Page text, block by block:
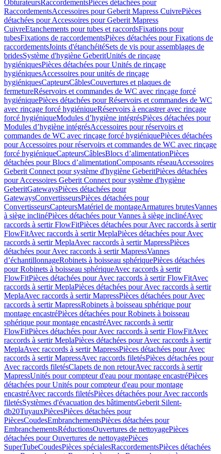
ObturateursRaccordementsPièces détachées pour
RaccordementsAccessoires pour Geberit Mapress CuivrePièces
détachées pour Accessoires pour Geberit Mapress
CuivreEtanchements pour tubes et raccordsFixations pour
tubesFixations de raccordementsPièces détachées pour Fixations de
raccordementsJoints d'étanchéitéSets de vis pour assemblages de
bridesSystème d'hygiène GeberitUnités de rinçage
hygiéniquesPièces détachées pour Unités de rinçage
hygiéniquesAccessoires pour unités de rinçage
hygiéniquesCapteursCâblesCouvertures et plaques de
fermetureRéservoirs et commandes de WC avec rinçage forcé
hygiéniquePièces détachées pour Réservoirs et commandes de WC
avec rinçage forcé hygiéniqueRéservoirs à encastrer avec rinçage
forcé hygiéniqueModules d’hygiène intégrésPièces détachées pour
Modules d’hygiène intégrésAccessoires pour réservoirs et
commandes de WC avec rinçage forcé hygiéniquePièces détachées
pour Accessoires pour réservoirs et commandes de WC avec rinçage
forcé hygiéniqueCapteursCâblesBlocs d’alimentationPièces
détachées pour Blocs d’alimentationComposants réseauAccessoires
Geberit Connect pour système d'hygiène GeberitPièces détachées
pour Accessoires Geberit Connect pour système d'hygiène
GeberitGatewaysPièces détachées pour
GatewaysConvertisseursPièces détachées pour
ConvertisseursCapteursMatériel de montageArmatures brutesVannes
à siège inclinéPièces détachées pour Vannes à siège inclinéAvec
raccords à sertir FlowFitPièces détachées pour Avec raccords à sertir
FlowFitAvec raccords à sertir MeplaPièces détachées pour Avec
raccords à sertir MeplaAvec raccords à sertir MapressPièces
détachées pour Avec raccords à sertir MapressVannes
d’échantillonnageRobinets à boisseau sphériquePièces détachées
pour Robinets à boisseau sphériqueAvec raccords à sertir
FlowFitPièces détachées pour Avec raccords à sertir FlowFitAvec
raccords à sertir MeplaPièces détachées pour Avec raccords à sertir
MeplaAvec raccords à sertir MapressPièces détachées pour Avec
raccords à sertir MapressRobinets à boisseau sphérique pour
montage encastréPièces détachées pour Robinets à boisseau
sphérique pour montage encastréAvec raccords à sertir
FlowFitPièces détachées pour Avec raccords à sertir FlowFitAvec
raccords à sertir MeplaPièces détachées pour Avec raccords à sertir
MeplaAvec raccords à sertir MapressPièces détachées pour Avec
raccords à sertir MapressAvec raccords filetésPièces détachées pour
Avec raccords filetésClapets de non retourAvec raccords à sertir
MapressUnités pour compteur d'eau pour montage encastréPièces
détachées pour Unités pour compteur d'eau pour montage
encastréAvec raccords filetésPièces détachées pour Avec raccords
filetésSystèmes d'évacuation des bâtimentsGeberit Silent-
db20TuyauxPiècesPièces détachées pour
PiècesCoudesEmbranchementsPièces détachées pour
EmbranchementsRéductionsOuvertures de nettoyagePièces
détachées pour Ouvertures de nettoyagePièces
SuperTubeCoudesPièces spécialesRaccordementsPièces détachées